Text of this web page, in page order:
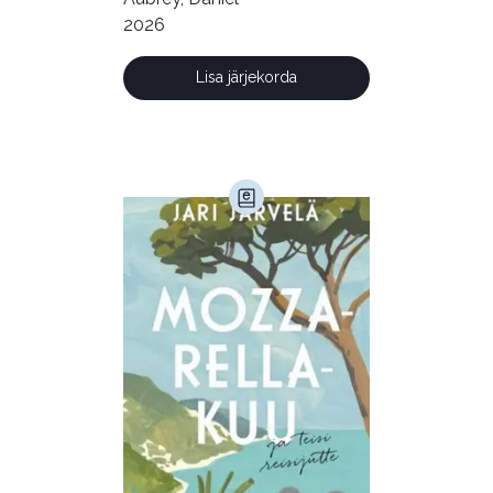
Kultuur ja teadus (45)
Kunst ja looming (86)
Laste- ja noortekirjandus (581)
Loodusteadus (32)
Maamajandus (24)
Majandus (34)
Perioodika (15)
Psühholoogia (186)
Rahandus (46)
Religioon (107)
Siseturvalisus (34)
Sport (52)
Tehnika (6)
2026
Lisa järjekorda